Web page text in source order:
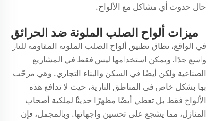
حال حدوث أي مشاكل مع الألواح.
ميزات ألواح الصلب الملونة ضد الحرائق
في الواقع، نطاق تطبيق ألواح الصلب الملونة المقاومة للنار
واسع جدًا، ويمكن استخدامها ليس فقط في المشاريع
الصناعية ولكن أيضًا في السكن والبناء التجاري. وهي مرحّب
بها بشكل خاص في المناطق النارية، حيث لا تدافع هذه
الألواح فقط بل تعطي أيضًا مظهرًا حديثًا لملكية أصحاب
المنازل، مما يشجع على تحسين واجهاتها. وبالمجمل، فإن